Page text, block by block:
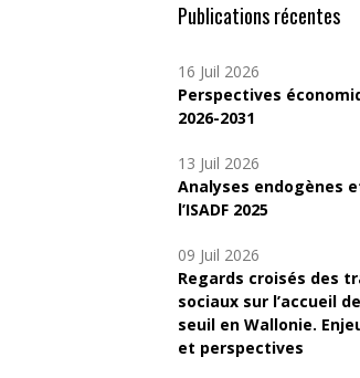
Publications récentes
16 Juil 2026
Perspectives
2026-2031
13 Juil 2026
Analyses endogènes
l’ISADF 2025
09 Juil 2026
Regards croisés des
sociaux sur l’accueil
seuil en Wallonie.
et perspectives